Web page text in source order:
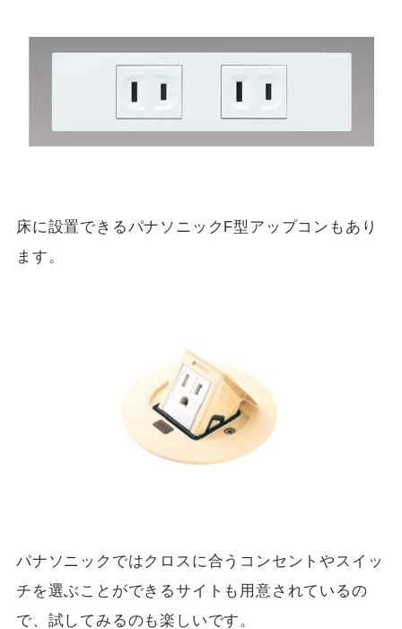
床に設置できるパナソニックF型アップコンもあり
ます。
パナソニックではクロスに合うコンセントやスイッ
チを選ぶことができるサイトも用意されているの
で、試してみるのも楽しいです。